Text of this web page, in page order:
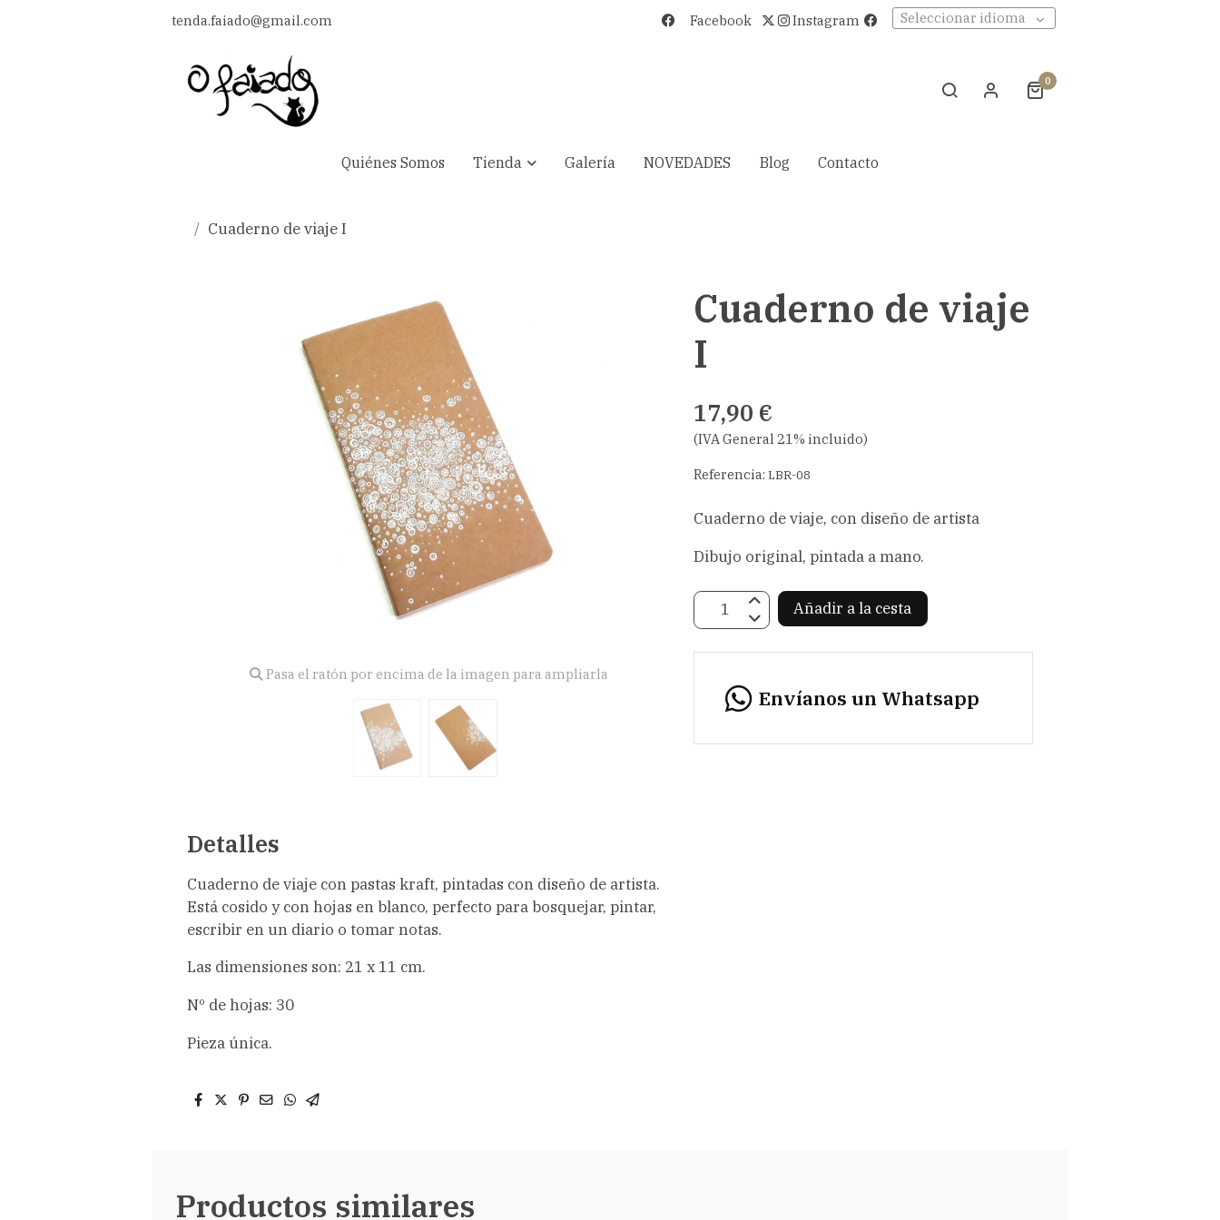
tenda.faiado@gmail.com Facebook Instagram Seleccionar idioma
0
Quiénes Somos Tienda Galería NOVEDADES Blog Contacto
Cuaderno de viaje I
Pasa el ratón por encima de la imagen para ampliarla
Detalles
Cuaderno de viaje con pastas kraft, pintadas con diseño de artista.
Está cosido y con hojas en blanco, perfecto para bosquejar, pintar,
escribir en un diario o tomar notas.
Las dimensiones son: 21 x 11 cm.
Nº de hojas: 30
Pieza única.
Cuaderno de viaje
I
17,90 €
(IVA General 21% incluido)
Referencia: LBR-08
Cuaderno de viaje, con diseño de artista
Dibujo original, pintada a mano.
Añadir a la cesta
Envíanos un Whatsapp
Productos similares